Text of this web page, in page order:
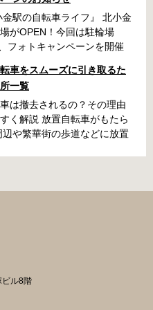
駅の自転車ライフ』 北小金
がOPEN！今回は駐輪場
フォトキャンペーンを開催
」を撮影いただき、みなさ
の思い出を写真とともに共
す。 素敵な写真の投稿をお
応募期間 2025年9月22日～
ペーン期間中に何度も投稿可
駅の自転車ライフ メンシ
賞品 応募いただいた方
カードPay500円分×10名
意事項 ・キャンペーン期間
です。 ・応募期間内の投稿
稿してください。 ・以下の
なります。 公道での違反行
車をスムーズに引き取るた
一覧
は撤去されるの？その理由
く解説 放置自転車がもたら
や繁華街の歩道などに放置
の投棄や治安の悪化につな
す。こうしたトラブルを未
治体では定期的に撤去作業
。 撤去の流れと手続き 自転
と判断された場合、自治体
れた日数を経過しても移動
に移送されます。おおむね
ビル8階